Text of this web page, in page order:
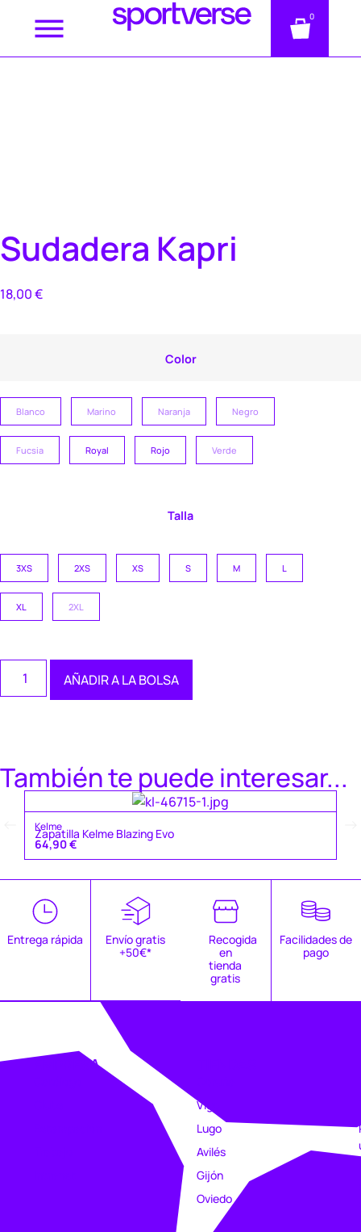
0
Sudadera Kapri
18,00€
Color
Blanco Marino Naranja Negro
Fucsia Royal Rojo Verde
Talla
3XS 2XS XS S M L
XL 2XL
AÑADIR A LA BOLSA
También te puede interesar...
Kelme
Zapatilla Kelme Blazing Evo
64,90€
Entrega rápida
Envío gratis
+50€*
Recogida
en
tienda
gratis
Facilidades de
pago
EMPRESA
Vigo
Lugo
Avilés
Gijón
Oviedo